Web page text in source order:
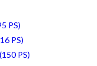
PS)
PS)
PS)